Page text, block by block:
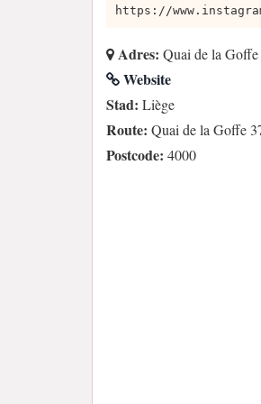
https://
Adres: Quai de la
Website
Stad: Liège
Route: Quai de la Goffe
Postcode: 4000